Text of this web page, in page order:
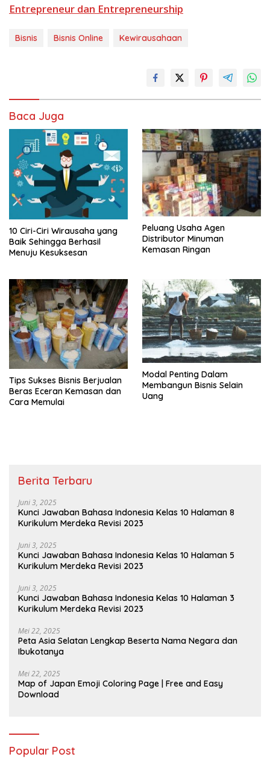
Entrepreneur dan Entrepreneurship
Bisnis Bisnis Online Kewirausahaan
Baca Juga
10 Ciri-Ciri Wirausaha yang
Baik Sehingga Berhasil
Menuju Kesuksesan
Peluang Usaha Agen
Distributor Minuman
Kemasan Ringan
Tips Sukses Bisnis Berjualan
Beras Eceran Kemasan dan
Cara Memulai
Modal Penting Dalam
Membangun Bisnis Selain
Uang
Berita Terbaru
Juni 3, 2025
Kunci Jawaban Bahasa Indonesia Kelas 10 Halaman 8
Kurikulum Merdeka Revisi 2023
Juni 3, 2025
Kunci Jawaban Bahasa Indonesia Kelas 10 Halaman 5
Kurikulum Merdeka Revisi 2023
Juni 3, 2025
Kunci Jawaban Bahasa Indonesia Kelas 10 Halaman 3
Kurikulum Merdeka Revisi 2023
Mei 22, 2025
Peta Asia Selatan Lengkap Beserta Nama Negara dan
Ibukotanya
Mei 22, 2025
Map of Japan Emoji Coloring Page | Free and Easy
Download
Popular Post